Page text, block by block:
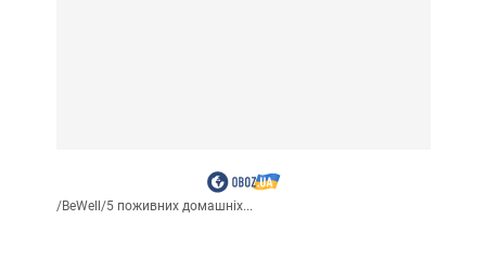
/BeWell /5 поживних домашніх...